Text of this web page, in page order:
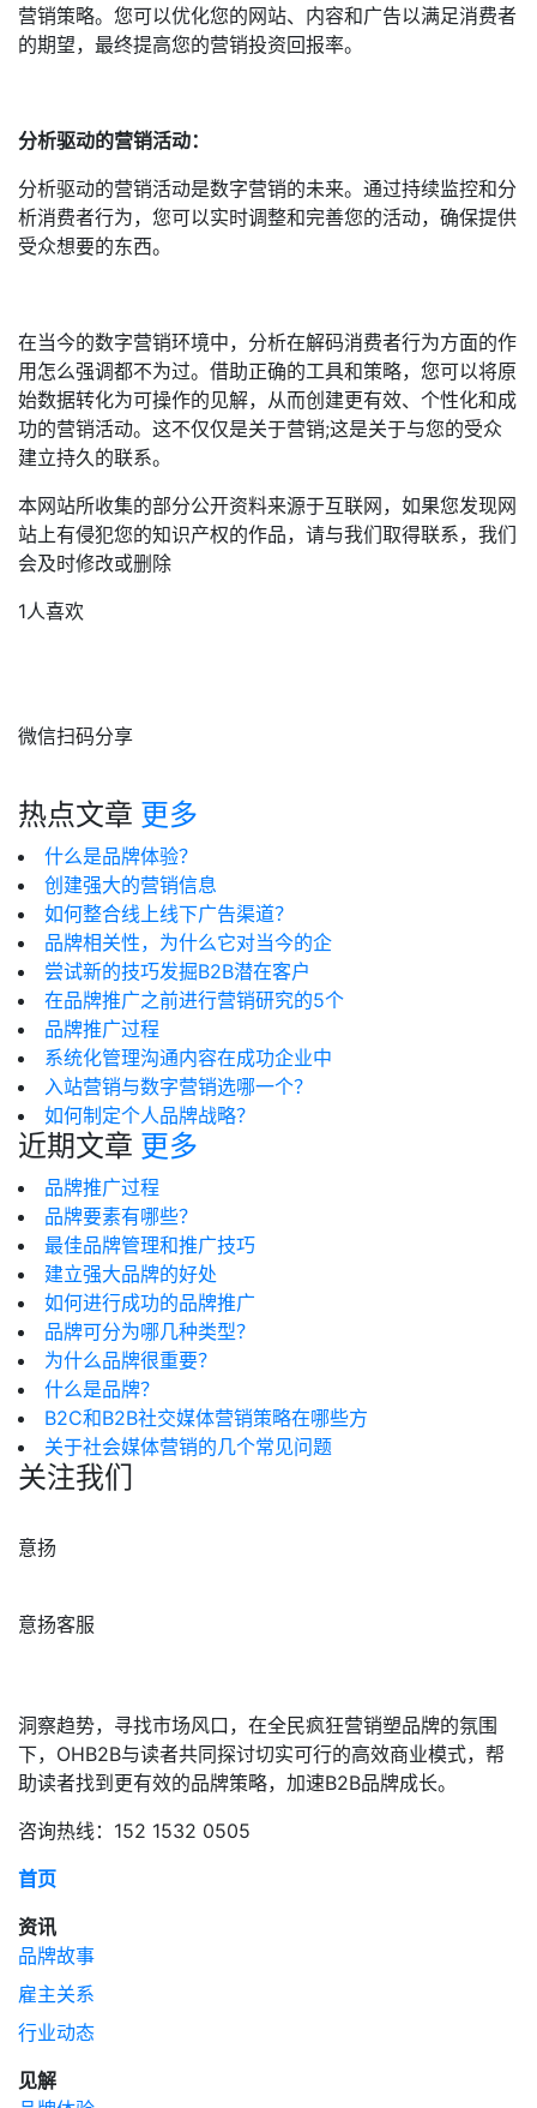
营销策略。您可以优化您的网站、内容和广告以满足消费者
的期望，最终提高您的营销投资回报率。
分析驱动的营销活动：
分析驱动的营销活动是数字营销的未来。通过持续监控和分
析消费者行为，您可以实时调整和完善您的活动，确保提供
受众想要的东西。
在当今的数字营销环境中，分析在解码消费者行为方面的作
用怎么强调都不为过。借助正确的工具和策略，您可以将原
始数据转化为可操作的见解，从而创建更有效、个性化和成
功的营销活动。这不仅仅是关于营销;这是关于与您的受众
建立持久的联系。
本网站所收集的部分公开资料来源于互联网，如果您发现网
站上有侵犯您的知识产权的作品，请与我们取得联系，我们
会及时修改或删除
1人喜欢
微信扫码分享
热点文章 更多
什么是品牌体验？
创建强大的营销信息
如何整合线上线下广告渠道？
品牌相关性，为什么它对当今的企
尝试新的技巧发掘B2B潜在客户
在品牌推广之前进行营销研究的5个
品牌推广过程
系统化管理沟通内容在成功企业中
入站营销与数字营销选哪一个？
如何制定个人品牌战略？
近期文章 更多
品牌推广过程
品牌要素有哪些？
最佳品牌管理和推广技巧
建立强大品牌的好处
如何进行成功的品牌推广
品牌可分为哪几种类型？
为什么品牌很重要？
什么是品牌？
B2C和B2B社交媒体营销策略在哪些方
关于社会媒体营销的几个常见问题
关注我们
意扬
意扬客服
洞察趋势，寻找市场风口，在全民疯狂营销塑品牌的氛围
下，OHB2B与读者共同探讨切实可行的高效商业模式，帮
助读者找到更有效的品牌策略，加速B2B品牌成长。
咨询热线：152 1532 0505
首页
资讯
品牌故事
雇主关系
行业动态
见解